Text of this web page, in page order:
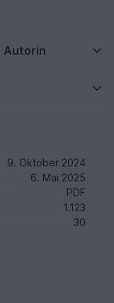
Autorin
9. Oktober 2024
6. Mai 2025
PDF
1.123
30